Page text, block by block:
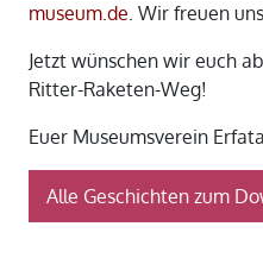
museum.de. Wir freuen
Jetzt wünschen wir euch
Ritter-Raketen-Weg!
Euer Museumsverein
Alle Geschichten zum